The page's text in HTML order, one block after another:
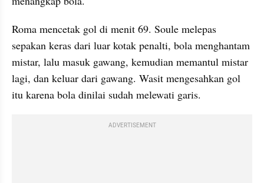
Roma mencetak gol di menit 69. Soule melepas
sepakan keras dari luar kotak penalti, bola menghantam
mistar, lalu masuk gawang, kemudian memantul mistar
lagi, dan keluar dari gawang. Wasit mengesahkan gol
itu karena bola dinilai sudah melewati garis.
ADVERTISEMENT